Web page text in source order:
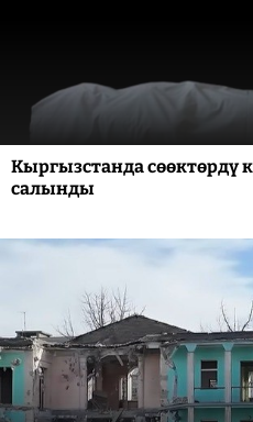
Кыргызстанда сөөктөрдү
салынды